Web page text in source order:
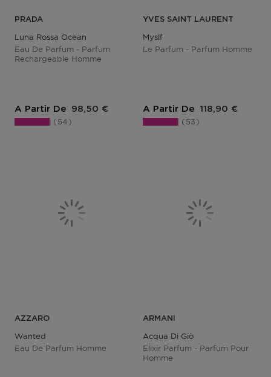
PRADA
Luna Rossa Ocean
Eau De Parfum - Parfum
Rechargeable Homme
A Partir De Prix du produit
98,50 €
54
YVES SAINT LAURENT
Myslf
Le Parfum - Parfum Homme
A Partir De Prix du produit
118,90 €
53
AZZARO
Wanted
Eau De Parfum Homme
ARMANI
Acqua Di Giò
Elixir Parfum - Parfum Pour
Homme